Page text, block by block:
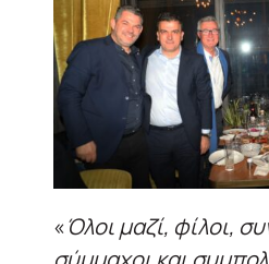
«Όλοι μαζί, φίλοι,